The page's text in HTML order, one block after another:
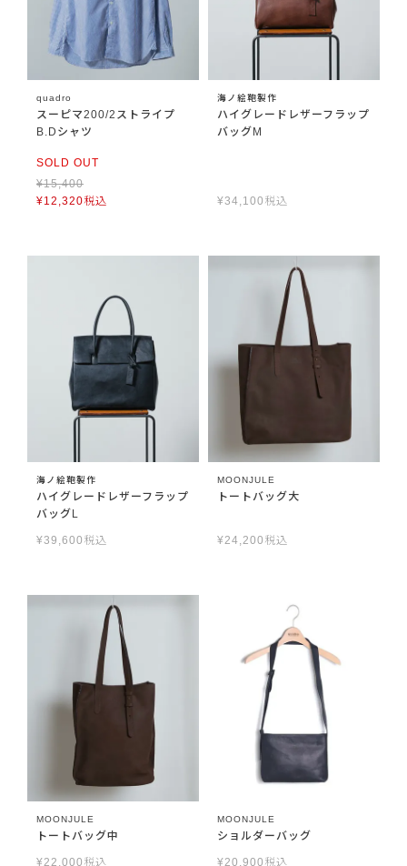
quadro
スーピマ200/2ストライプ
B.Dシャツ
SOLD OUT
¥15,400
¥12,320税込
海ノ絵鞄製作
ハイグレードレザーフラップ
バッグM
¥34,100 税込
海ノ絵鞄製作
ハイグレードレザーフラップ
バッグL
¥39,600 税込
MOONJULE
トートバッグ大
¥24,200 税込
MOONJULE
トートバッグ中
¥22,000 税込
MOONJULE
ショルダーバッグ
¥20,900 税込